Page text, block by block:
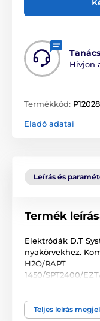
Hívjon
Termékkód: P12028
Eladó adatai
Leírás és
Termék
Elektródák D.T
nyakörvekhez.
H2O/RAPT
1450/SPT2400/
A termék a
Teljes leírás